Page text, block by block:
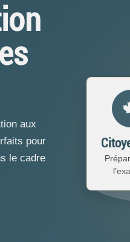
aux
pour
le cadre